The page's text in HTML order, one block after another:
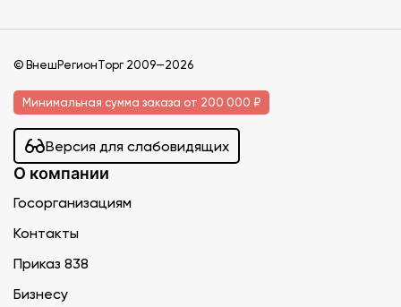
© ВнешРегионТорг 2009—2026
Минимальная сумма заказа от 200 000 ₽
Версия для слабовидящих
О компании
Госорганизациям
Контакты
Приказ 838
Бизнесу